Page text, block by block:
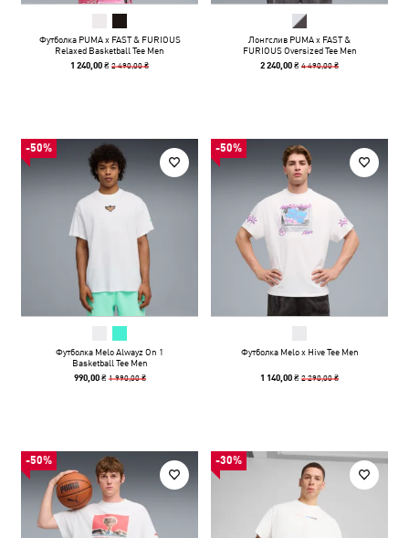
Футболка PUMA x FAST & FURIOUS
Relaxed Basketball Tee Men
1 240,00 ₴2 490,00 ₴
Лонгслив PUMA x FAST &
FURIOUS Oversized Tee Men
2 240,00 ₴4 490,00 ₴
-50%
Футболка Melo Alwayz On 1
Basketball Tee Men
990,00 ₴ 1 990,00 ₴
-50%
Футболка Melo x Hive Tee Men
1 140,00 ₴2 290,00 ₴
-50% -30%